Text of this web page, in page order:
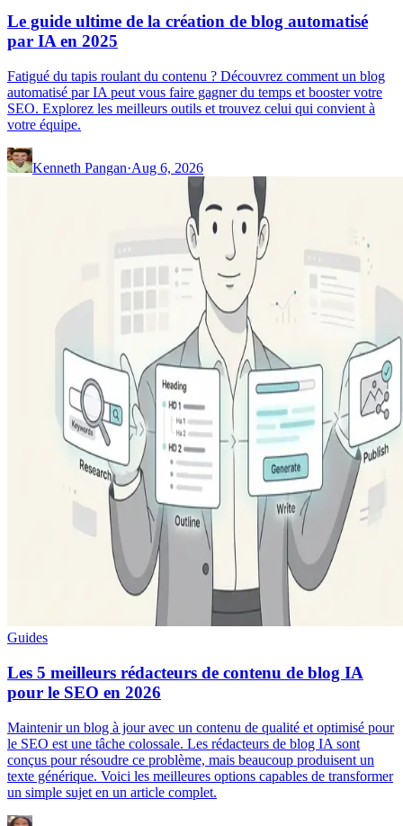
Le guide ultime de la création de blog automatisé
par IA en 2025
Fatigué du tapis roulant du contenu ? Découvrez comment un blog
automatisé par IA peut vous faire gagner du temps et booster votre
SEO. Explorez les meilleurs outils et trouvez celui qui convient à
votre équipe.
Kenneth Pangan·Aug 6, 2026
Guides
Les 5 meilleurs rédacteurs de contenu de blog IA
pour le SEO en 2026
Maintenir un blog à jour avec un contenu de qualité et optimisé pour
le SEO est une tâche colossale. Les rédacteurs de blog IA sont
conçus pour résoudre ce problème, mais beaucoup produisent un
texte générique. Voici les meilleures options capables de transformer
un simple sujet en un article complet.